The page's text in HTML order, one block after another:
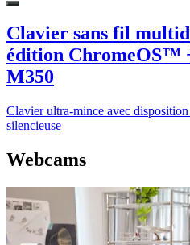
Clavier sans fil
édition ChromeOS™
M350
Clavier ultra-mince avec
silencieuse
Webcams